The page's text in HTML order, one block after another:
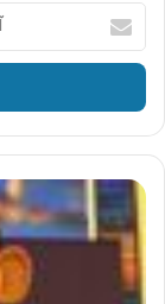
آدرس
ایمیل
خود
وارد
کنید
آگهی
اسنک
چی
توز
موتوری